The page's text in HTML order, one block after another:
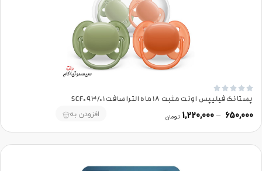





پستانک فیلیپس اونت مثبت 18 ماه الترا سافت SCF093/01
650,000
–
1,220,000 تومان افزودن به